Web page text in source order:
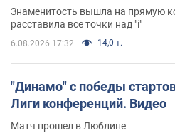
Знаменитость вышла на прямую
расставила все точки над "i"
6.08.2026 17:32 14,0 т.
"Динамо" с победы
Лиги конференций. Видео
Матч прошел в Люблине